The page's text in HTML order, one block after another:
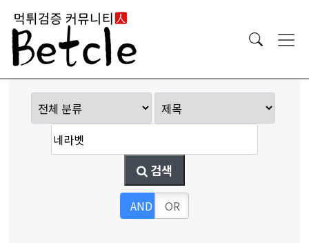
검색
AND OR